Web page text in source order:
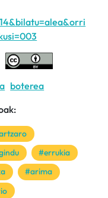
boterea
#errukia
#arima